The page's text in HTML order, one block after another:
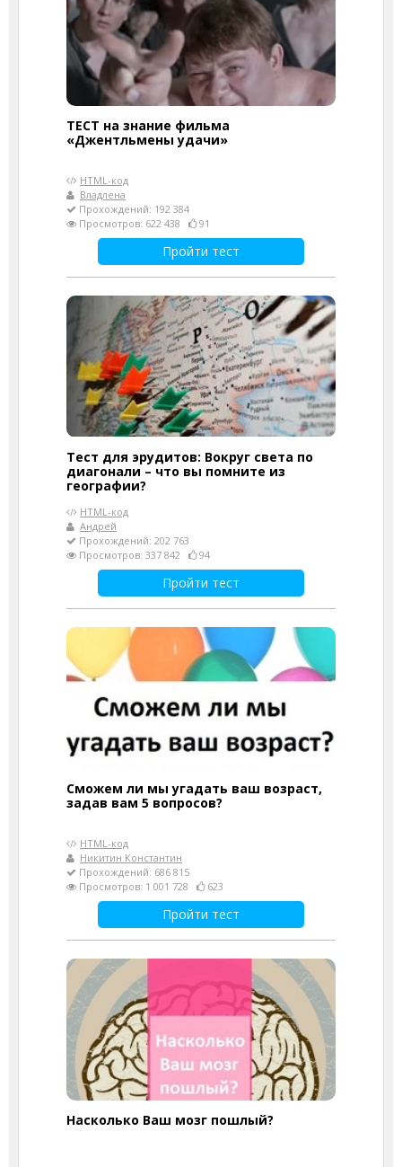
ТЕСТ на знание фильма
«Джентльмены удачи»
HTML-код
Владлена
Прохождений: 192 384
Просмотров: 622 438
91
Пройти тест
Тест для эрудитов: Вокруг света по
диагонали – что вы помните из
географии?
HTML-код
Андрей
Прохождений: 202 763
Просмотров: 337 842
94
Пройти тест
Сможем ли мы угадать ваш возраст,
задав вам 5 вопросов?
HTML-код
Никитин Константин
Прохождений: 686 815
Просмотров: 1 001 728
623
Пройти тест
Насколько Ваш мозг пошлый?